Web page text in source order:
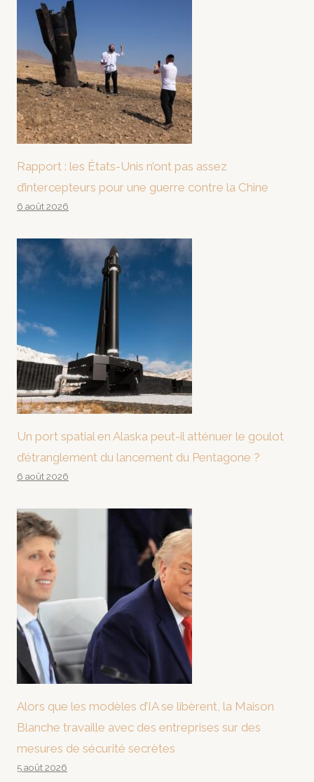
Rapport : les États-Unis n’ont pas assez
d’intercepteurs pour une guerre contre la Chine
6 août 2026
Un port spatial en Alaska peut-il atténuer le goulot
d’étranglement du lancement du Pentagone ?
6 août 2026
Alors que les modèles d’IA se libèrent, la Maison
Blanche travaille avec des entreprises sur des
mesures de sécurité secrètes
5 août 2026